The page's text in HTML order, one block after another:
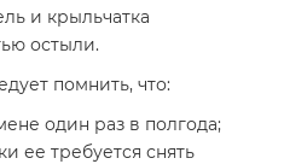
и крыльчатка
остыли.
помнить, что:
один раз в полгода;
ее требуется снять